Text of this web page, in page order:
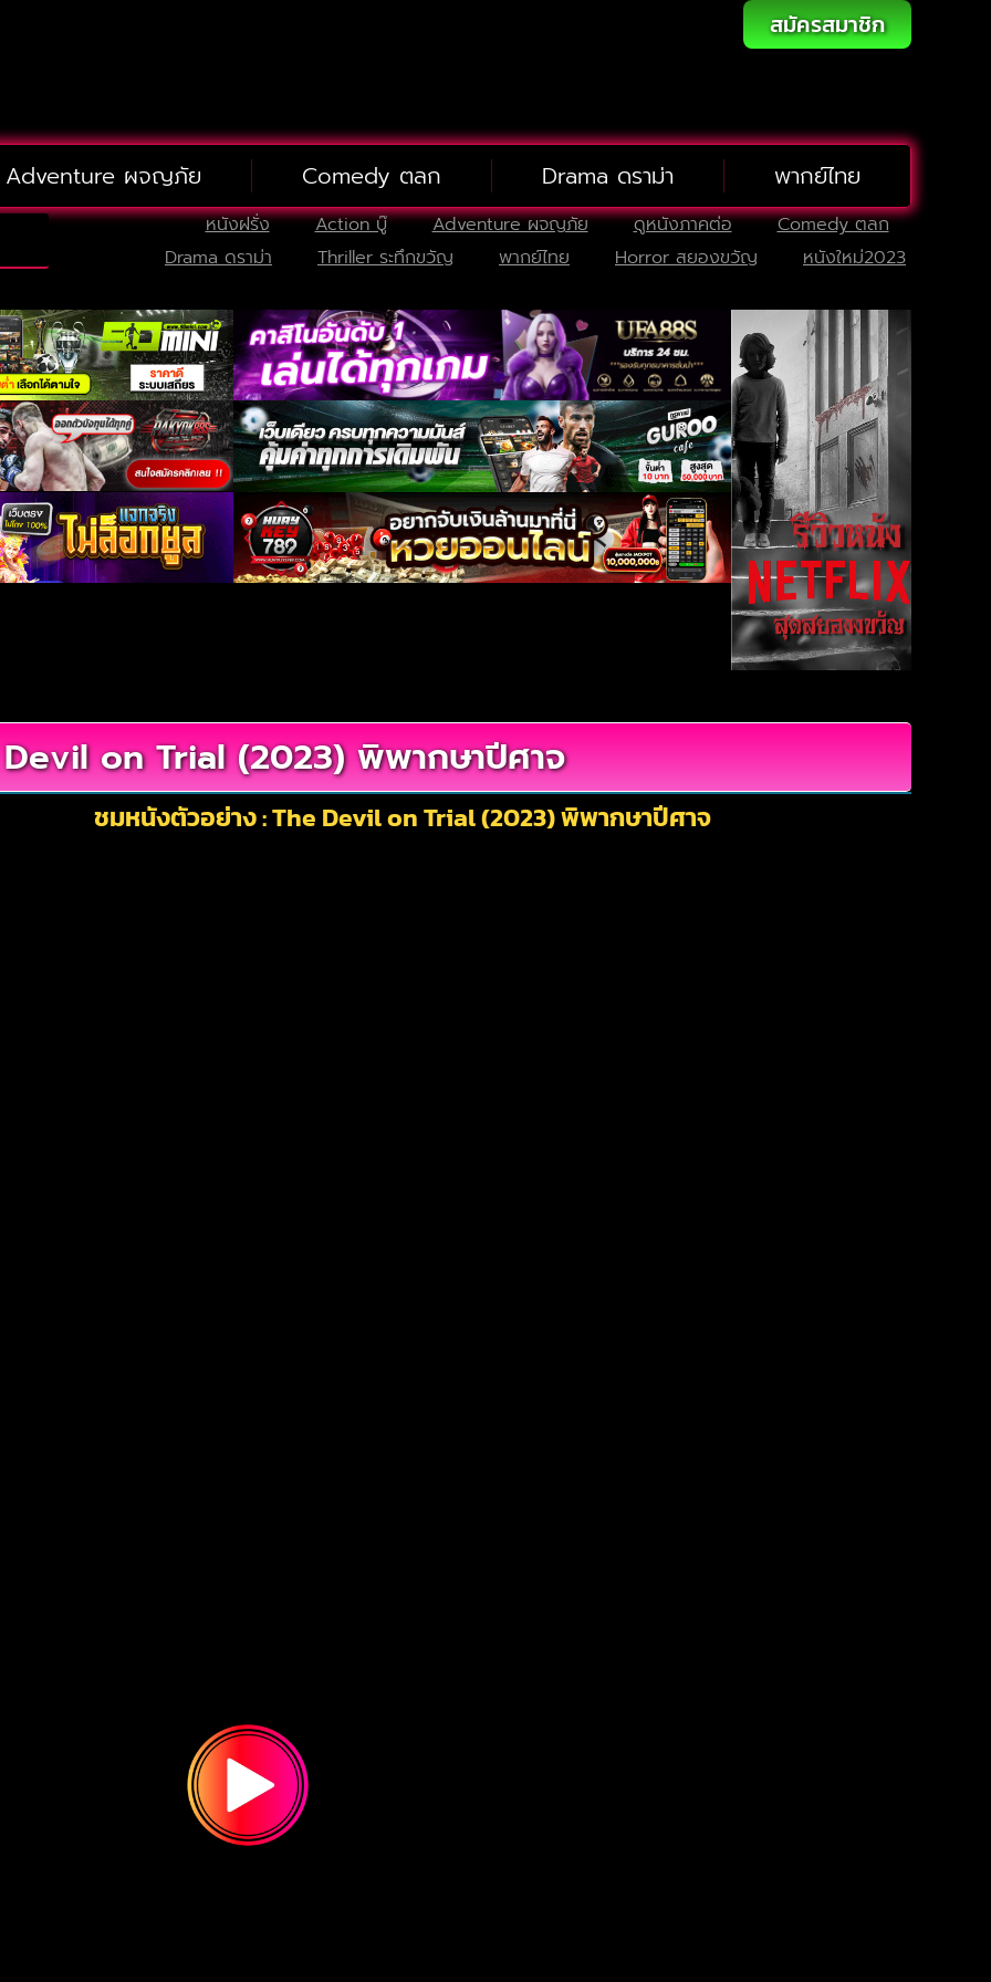
สมัครสมาชิก
Adventure ผจญภัย Comedy ตลก Drama ดราม่า พากย์ไทย
หนังฝรั่ง Action บู๊ Adventure ผจญภัย ดูหนังภาคต่อ
Comedy ตลก
Drama ดราม่า
Thriller ระทึกขวัญ พากย์ไทย Horror สยองขวัญ หนังใหม่2023
on Trial (2023) พิพากษาปีศาจ
ชมหนังตัวอย่าง : The Devil on Trial (2023) พิพากษาปีศาจ